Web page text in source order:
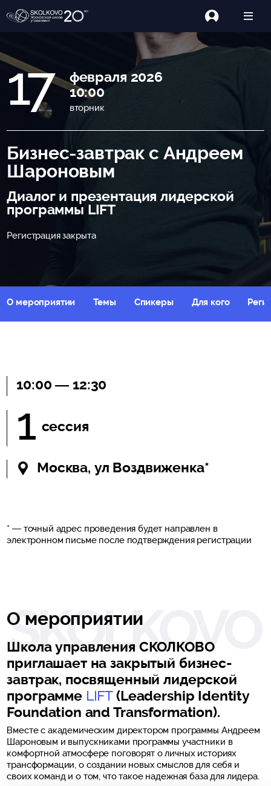
17
февраля 2026
10:00
вторник
Бизнес-завтрак с Андреем
Шароновым
Диалог и презентация лидерской
программы LIFT
Регистрация закрыта
О мероприятии Темы Спикеры Для кого
10:00 — 12:30
1 сессия
Москва, ул Воздвиженка*
* — точный адрес проведения будет направлен в
электронном письме после подтверждения регистрации
О мероприятии
Школа управления СКОЛКОВО
приглашает на закрытый бизнес-
завтрак, посвященный лидерской
программе LIFT (Leadership Identity
Foundation and Transformation).
Вместе с академическим директором программы Андреем
Шароновым и выпускниками программы участники в
комфортной атмосфере поговорят о личных историях
трансформации, о создании новых смыслов для себя и
своих команд и о том, что такое надежная база для лидера.